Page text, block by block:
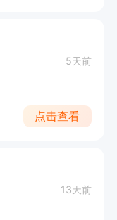
5天前
点击查看
13天前